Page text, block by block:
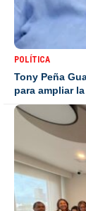
POLÍTICA
Tony Peña
para ampliar